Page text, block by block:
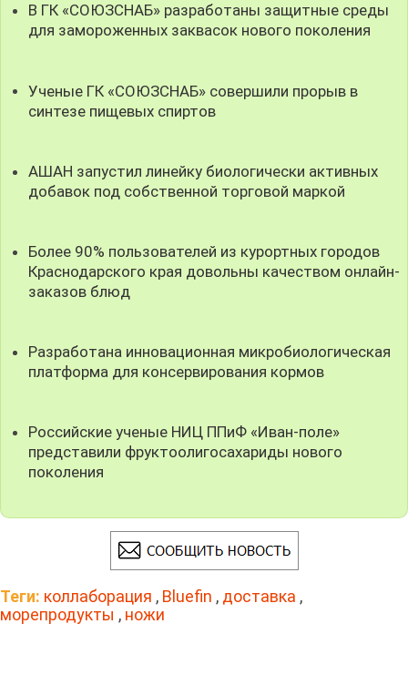
В ГК «СОЮЗСНАБ» разработаны защитные среды
для замороженных заквасок нового поколения
Ученые ГК «СОЮЗСНАБ» совершили прорыв в
синтезе пищевых спиртов
АШАН запустил линейку биологически активных
добавок под собственной торговой маркой
Более 90% пользователей из курортных городов
Краснодарского края довольны качеством онлайн-
заказов блюд
Разработана инновационная микробиологическая
платформа для консервирования кормов
Российские ученые НИЦ ППиФ «Иван-поле»
представили фруктоолигосахариды нового
поколения
Теги: коллаборация , Bluefin , доставка ,
морепродукты , ножи